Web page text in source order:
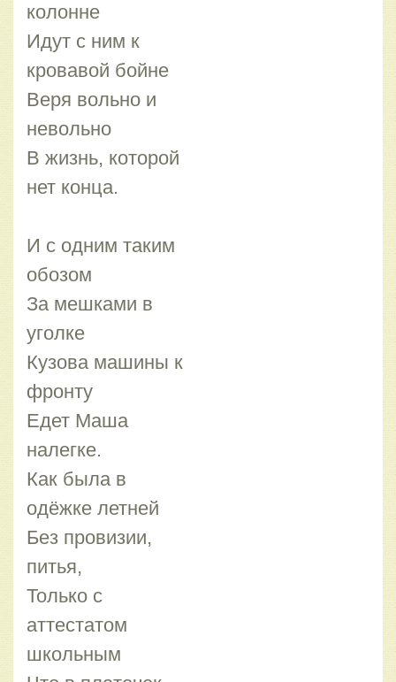
колонне
Идут с ним к
кровавой бойне
Веря вольно и
невольно
В жизнь, которой
нет конца.
И с одним таким
обозом
За мешками в
уголке
Кузова машины к
фронту
Едет Маша
налегке.
Как была в
одёжке летней
Без провизии,
питья,
Только с
аттестатом
школьным